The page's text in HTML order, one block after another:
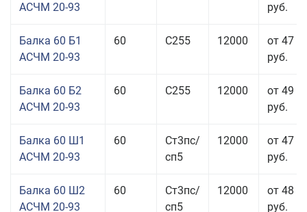
АСЧМ 20-93
руб.
Балка 60 Б1
АСЧМ 20-93
60 С255 12000
от 47
руб.
Балка 60 Б2
АСЧМ 20-93
60 С255 12000
от 49
руб.
Балка 60 Ш1
АСЧМ 20-93
60
Ст3пс/
сп5
12000
от 47
руб.
Балка 60 Ш2
АСЧМ 20-93
60
Ст3пс/
сп5
12000
от 48
руб.